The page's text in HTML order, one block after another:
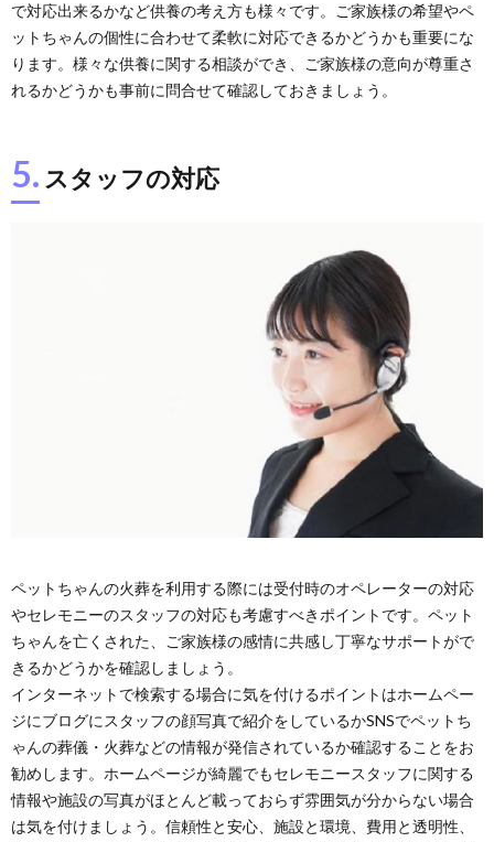
で対応出来るかなど供養の考え方も様々です。ご家族様の希望やペ
ットちゃんの個性に合わせて柔軟に対応できるかどうかも重要にな
ります。様々な供養に関する相談ができ、ご家族様の意向が尊重さ
れるかどうかも事前に問合せて確認しておきましょう。
5. スタッフの対応
ペットちゃんの火葬を利用する際には受付時のオペレーターの対応
やセレモニーのスタッフの対応も考慮すべきポイントです。ペット
ちゃんを亡くされた、ご家族様の感情に共感し丁寧なサポートがで
きるかどうかを確認しましょう。
インターネットで検索する場合に気を付けるポイントはホームペー
ジにブログにスタッフの顔写真で紹介をしているかSNSでペットち
ゃんの葬儀・火葬などの情報が発信されているか確認することをお
勧めします。ホームページが綺麗でもセレモニースタッフに関する
情報や施設の写真がほとんど載っておらず雰囲気が分からない場合
は気を付けましょう。信頼性と安心、施設と環境、費用と透明性、